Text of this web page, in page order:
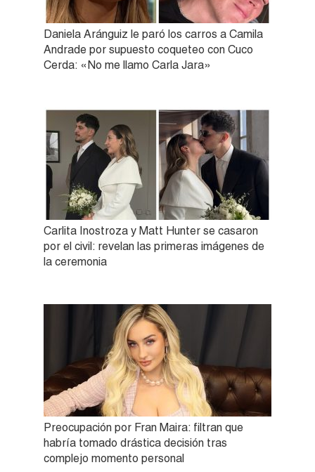
Daniela Aránguiz le paró los carros a Camila
Andrade por supuesto coqueteo con Cuco
Cerda: «No me llamo Carla Jara»
Carlita Inostroza y Matt Hunter se casaron
por el civil: revelan las primeras imágenes de
la ceremonia
Preocupación por Fran Maira: filtran que
habría tomado drástica decisión tras
complejo momento personal